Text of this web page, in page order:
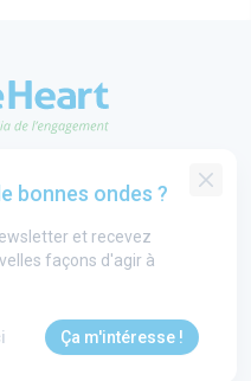
Heart
bonnes ondes ?
et recevez
façons d'agir à
Ça m'intéresse !